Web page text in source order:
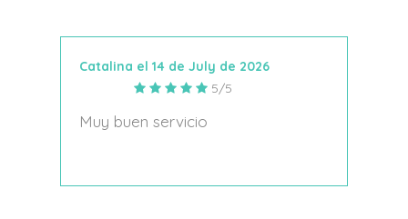
Catalina el 14 de July de 2026
5/5
Muy buen servicio